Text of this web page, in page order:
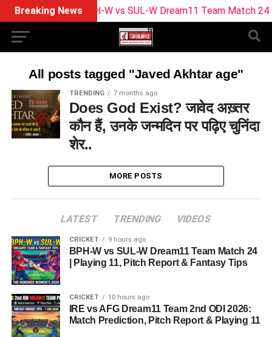
Breaking NewsBPH-W vs SUL-W Dream11 Team Match 24 |
All posts tagged "Javed Akhtar age"
TRENDING 7 months ago
Does God Exist? जावेद अख़्तर
कौन हैं, उनके जन्मदिन पर पढ़िए चुनिंदा
शेर..
MORE POSTS
LATEST TRENDING VIDEOS
CRICKET 9 hours ago
BPH-W vs SUL-W Dream11 Team Match 24
| Playing 11, Pitch Report & Fantasy Tips
CRICKET 10 hours ago
IRE vs AFG Dream11 Team 2nd ODI 2026:
Match Prediction, Pitch Report & Playing 11